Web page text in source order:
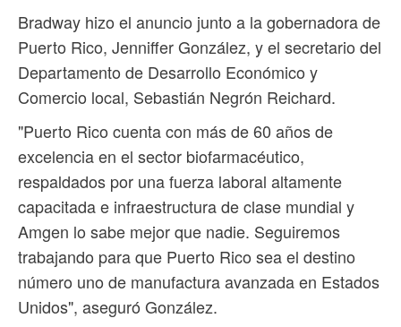
Bradway hizo el anuncio junto a la gobernadora de
Puerto Rico, Jenniffer González, y el secretario del
Departamento de Desarrollo Económico y
Comercio local, Sebastián Negrón Reichard.
"Puerto Rico cuenta con más de 60 años de
excelencia en el sector biofarmacéutico,
respaldados por una fuerza laboral altamente
capacitada e infraestructura de clase mundial y
Amgen lo sabe mejor que nadie. Seguiremos
trabajando para que Puerto Rico sea el destino
número uno de manufactura avanzada en Estados
Unidos", aseguró González.